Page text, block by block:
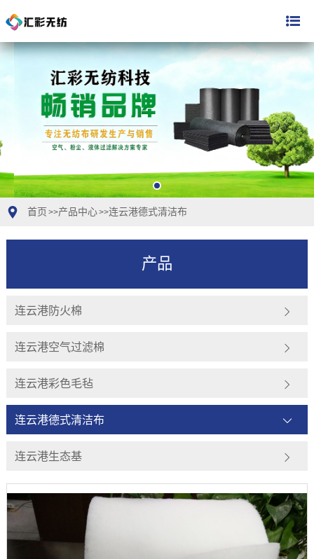
首页 >>产品中心>>连云港德式清洁布
产品
连云港防火棉
连云港空气过滤棉
连云港彩色毛毡
连云港德式清洁布
连云港生态基